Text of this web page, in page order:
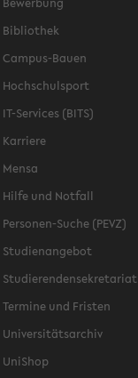
Bibliothek
Campus-Bauen
Hochschulsport
IT-Services (BITS)
Karriere
Mensa
Hilfe und Notfall
Personen-Suche (PEVZ)
Studienangebot
Studierendensekretariat
Termine und Fristen
Universitätsarchiv
UniShop